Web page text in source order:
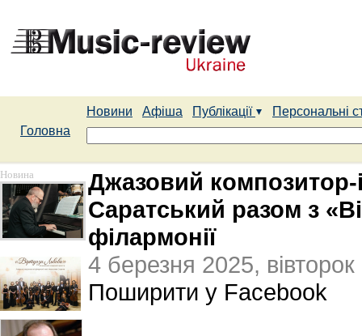
Новини Афіша Публікації
Персональні
Головна
Новина
Джазовий композитор-
Саратський разом з
філармонії
4 березня 2025, вівторок
Поширити у Facebook